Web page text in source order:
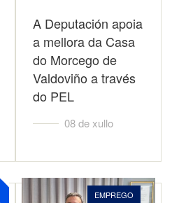
A Deputación apoia
a mellora da Casa
do Morcego de
Valdoviño a través
do PEL
08 de xullo
EMPREGO